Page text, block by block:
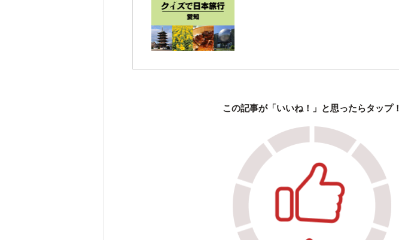
この記事が「いいね！」と思ったらタップ！